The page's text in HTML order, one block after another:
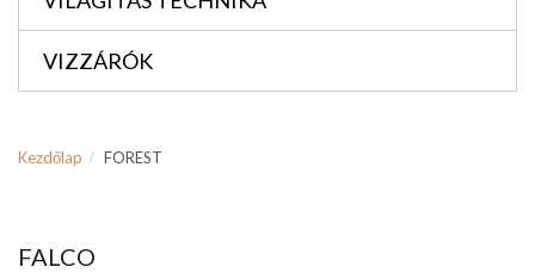
VIZZÁRÓK
Kezdőlap FOREST
FALCO